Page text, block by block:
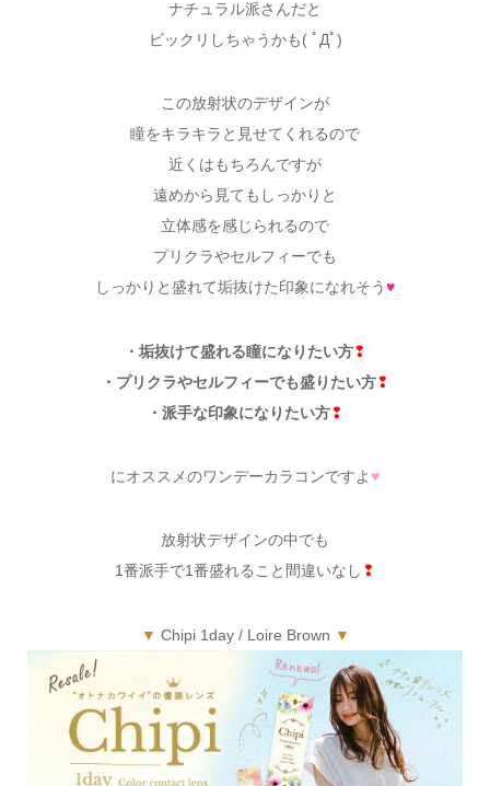
ナチュラル派さんだと
ビックリしちゃうかも( ﾟДﾟ)
この放射状のデザインが
瞳をキラキラと見せてくれるので
近くはもちろんですが
遠めから見てもしっかりと
立体感を感じられるので
プリクラやセルフィーでも
しっかりと盛れて垢抜けた印象になれそう♥
・垢抜けて盛れる瞳になりたい方❢
・プリクラやセルフィーでも盛りたい方❢
・派手な印象になりたい方❢
にオススメのワンデーカラコンですよ♥
放射状デザインの中でも
1番派手で1番盛れること間違いなし ❢
▼ Chipi 1day / Loire Brown ▼